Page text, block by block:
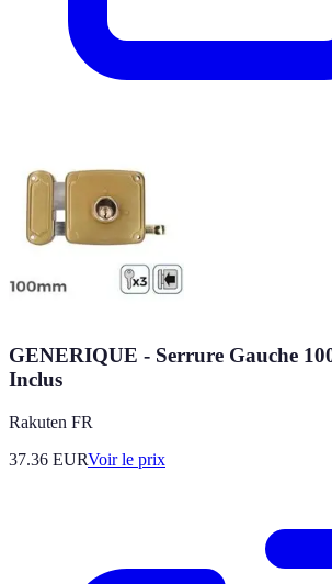
GENERIQUE - Serrure Gauche
Inclus
Rakuten FR
37.36 EURVoir le prix